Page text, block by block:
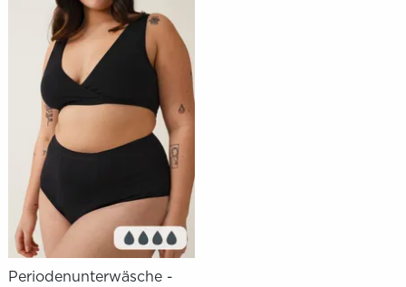
Periodenunterwäsche -